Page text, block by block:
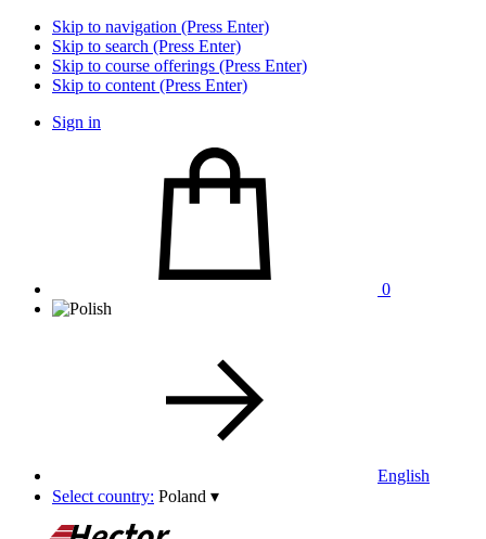
Skip to navigation (Press Enter)
Skip to search (Press Enter)
Skip to course offerings (Press Enter)
Skip to content (Press Enter)
Sign in
0
English
Select country: Poland ▾